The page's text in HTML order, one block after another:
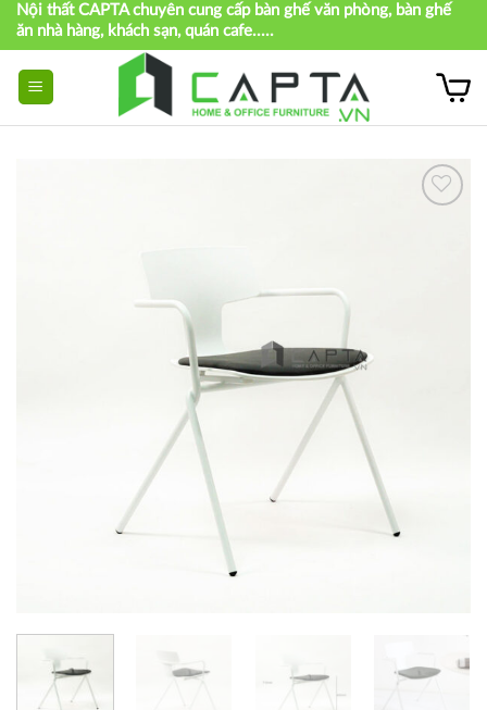
Skip
content
Nội thất CAPTA chuyên cung cấp bàn ghế văn phòng, bàn ghế
ăn nhà hàng, khách sạn, quán cafe.....